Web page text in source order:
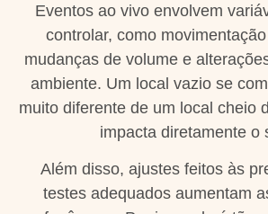
Eventos ao vivo envolvem
controlar, como
mudanças de volume e
ambiente. Um local vazio se
muito diferente de um local cheio
impacta diretamente o
Além disso, ajustes feitos às
testes adequados aumentam